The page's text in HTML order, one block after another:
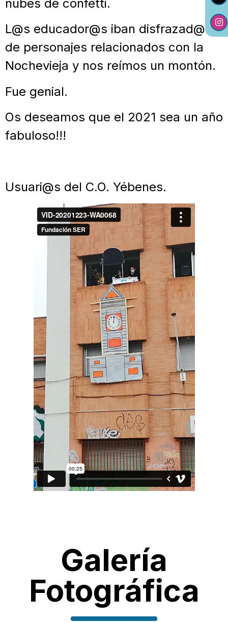
nubes de confetti.
L@s educador@s iban disfrazad@s
de personajes relacionados con la
Nochevieja y nos reímos un montón.
Fue genial.
Os deseamos que el 2021 sea un año
fabuloso!!!
Usuari@s del C.O. Yébenes.
Galería
Fotográfica